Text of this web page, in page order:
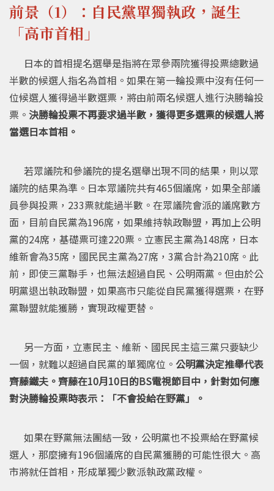
前景（1）：自民黨單獨執政，誕生
「高市首相」
日本的首相提名選舉是指將在眾參兩院獲得投票總數過
半數的候選人指名為首相。如果在第一輪投票中沒有任何一
位候選人獲得過半數選票，將由前兩名候選人進行決勝輪投
票。 決勝輪投票不再要求過半數，獲得更多選票的候選人將
當選日本首相。
若眾議院和參議院的提名選舉出現不同的結果，則以眾
議院的結果為準。日本眾議院共有465個議席，如果全部議
員參與投票，233票就能過半數。在眾議院會派的議席數方
面，目前自民黨為196席，如果維持執政聯盟，再加上公明
黨的24席，基礎票可達220票。立憲民主黨為148席，日本
維新會為35席，國民民主黨為27席，3黨合計為210席。此
前，即使三黨聯手，也無法超過自民、公明兩黨。但由於公
明黨退出執政聯盟，如果高市只能從自民黨獲得選票，在野
黨聯盟就能獲勝，實現政權更替。
另一方面，立憲民主、維新、國民民主這三黨只要缺少
一個，就難以超過自民黨的單獨席位。 公明黨決定推舉代表
齊藤鐵夫。齊藤在10月10日的BS電視節目中，針對如何應
對決勝輪投票時表示：「不會投給在野黨」。
如果在野黨無法團結一致，公明黨也不投票給在野黨候
選人，那麼擁有196個議席的自民黨獲勝的可能性很大。高
市將就任首相，形成單獨少數派執政黨政權。